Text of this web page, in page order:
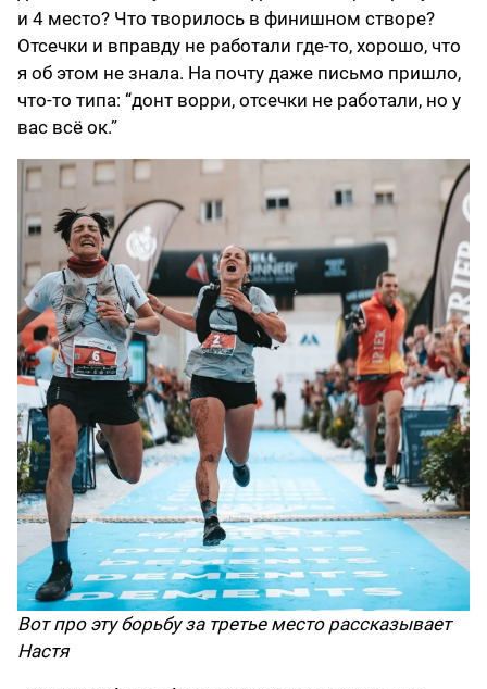
и 4 место? Что творилось в финишном створе?
Отсечки и вправду не работали где-то, хорошо, что
я об этом не знала. На почту даже письмо пришло,
что-то типа: “донт ворри, отсечки не работали, но у
вас всё ок.”
Вот про эту борьбу за третье место рассказывает
Настя